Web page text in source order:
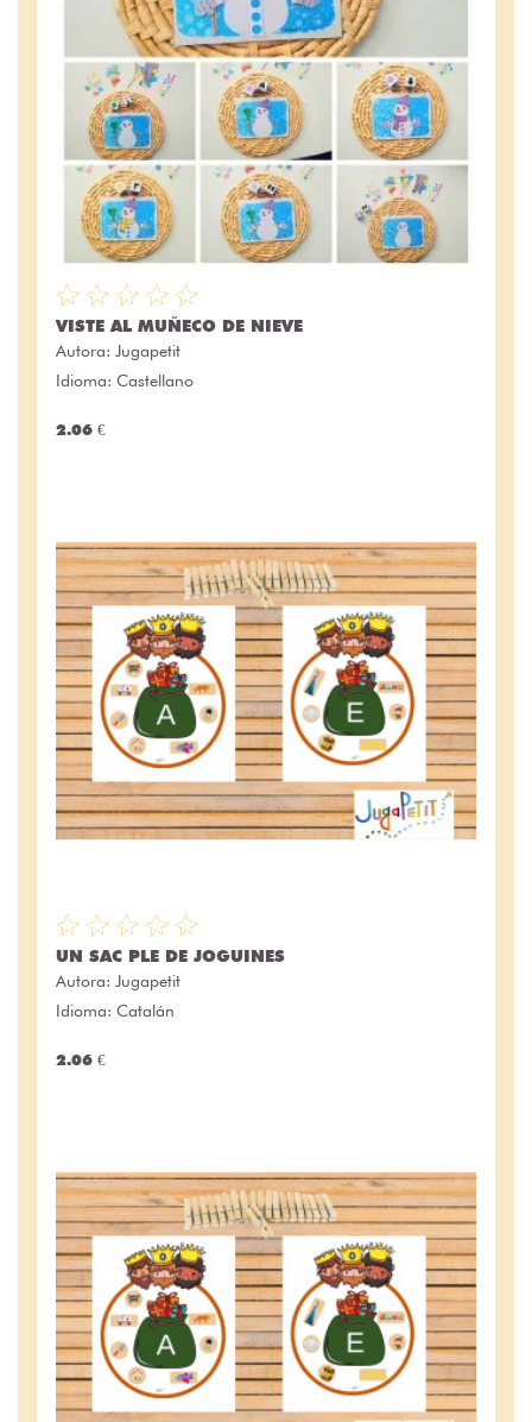
VISTE AL MUÑECO DE NIEVE
Autora: Jugapetit
Idioma: Castellano
2.06 €
UN SAC PLE DE JOGUINES
Autora: Jugapetit
Idioma: Catalán
2.06 €